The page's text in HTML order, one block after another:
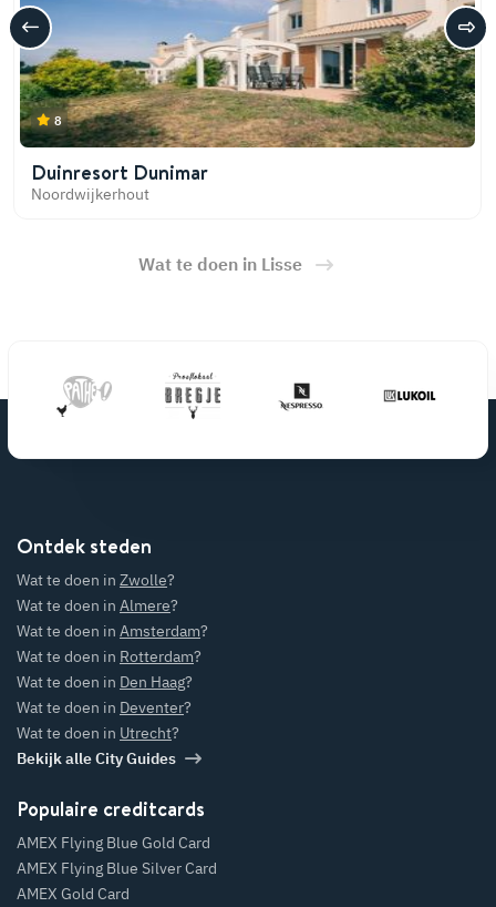
8
Duinresort Dunimar
Noordwijkerhout
Wat te doen in Lisse
Ontdek steden
Wat te doen in Zwolle?
Wat te doen in Almere?
Wat te doen in Amsterdam?
Wat te doen in Rotterdam?
Wat te doen in Den Haag?
Wat te doen in Deventer?
Wat te doen in Utrecht?
Bekijk alle City Guides
Populaire creditcards
AMEX Flying Blue Gold Card
AMEX Flying Blue Silver Card
AMEX Gold Card